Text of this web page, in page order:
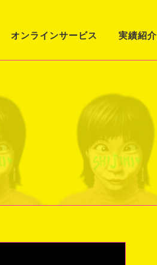
オンラインサービス 実績紹介